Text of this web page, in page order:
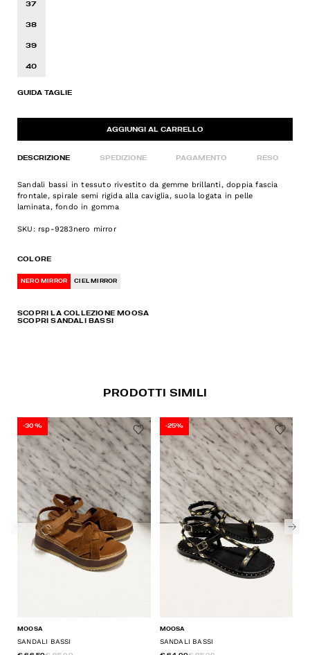
37
38
39
40
GUIDA TAGLIE
AGGIUNGI AL CARRELLO
DESCRIZIONE SPEDIZIONE PAGAMENTO RESO
Sandali bassi in tessuto rivestito da gemme brillanti, doppia fascia
frontale, spirale semi rigida alla caviglia, suola logata in pelle
laminata, fondo in gomma
SKU: rsp-9283nero mirror
COLORE
NERO MIRROR CIEL MIRROR
SCOPRI LA COLLEZIONE MOOSA
SCOPRI SANDALI BASSI
PRODOTTI SIMILI
-30%
MOOSA
SANDALI BASSI
-25%
MOOSA
SANDALI BASSI